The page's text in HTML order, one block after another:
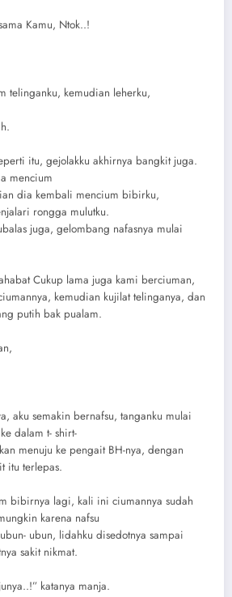
Kamu, Ntok..!
telinganku, kemudian leherku,
itu, gejolakku akhirnya bangkit juga.
mencium
dia kembali mencium bibirku,
rongga mulutku.
juga, gelombang nafasnya mulai
Cukup lama juga kami berciuman,
kemudian kujilat telinganya, dan
putih bak pualam.
aku semakin bernafsu, tanganku mulai
dalam t- shirt-
menuju ke pengait BH-nya, dengan
itu terlepas.
bibirnya lagi, kali ini ciumannya sudah
karena nafsu
ubun, lidahku disedotnya sampai
sakit nikmat.
katanya manja.